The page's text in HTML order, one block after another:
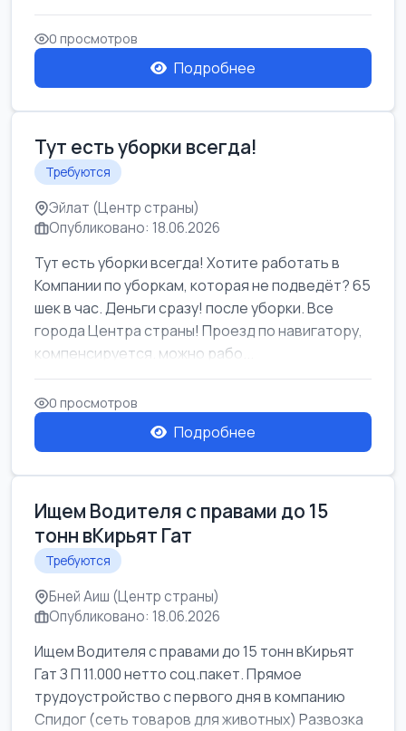
0 просмотров
Подробнее
Тут есть уборки всегда!
Требуются
Эйлат (Центр страны)
Опубликовано: 18.06.2026
Тут есть уборки всегда! Хотите работать в
Компании по уборкам, которая не подведёт? 65
шек в час. Деньги сразу! после уборки. Все
города Центра страны! Проезд по навигатору,
компенсируется. можно рабо...
0 просмотров
Подробнее
Ищем Водителя с правами до 15
тонн вКирьят Гат
Требуются
Бней Аиш (Центр страны)
Опубликовано: 18.06.2026
Ищем Водителя с правами до 15 тонн вКирьят
Гат З П 11.000 нетто соц.пакет. Прямое
трудоустройство с первого дня в компанию
Спидог (сеть товаров для животных) Развозка